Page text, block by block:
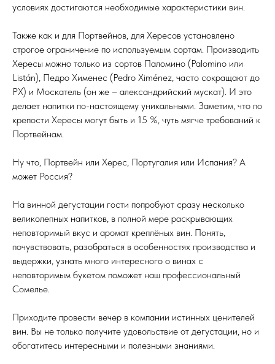
условиях достигаются необходимые характеристики вин.
Также как и для Портвейнов, для Хересов установлено
строгое ограничение по используемым сортам. Производить
Хересы можно только из сортов Паломино (Palomino или
Listán), Педро Хименес (Pedro Ximénez, часто сокращают до
PX) и Москатель (он же – александрийский мускат). И это
делает напитки по-настоящему уникальными. Заметим, что по
крепости Хересы могут быть и 15 %, чуть мягче требований к
Портвейнам.
Ну что, Портвейн или Херес, Португалия или Испания? А
может Россия?
На винной дегустации гости попробуют сразу несколько
великолепных напитков, в полной мере раскрывающих
неповторимый вкус и аромат креплёных вин. Понять,
почувствовать, разобраться в особенностях производства и
выдержки, узнать много интересного о винах с
неповторимым букетом поможет наш профессиональный
Сомелье.
Приходите провести вечер в компании истинных ценителей
вин. Вы не только получите удовольствие от дегустации, но и
обогатитесь интересными и полезными знаниями.